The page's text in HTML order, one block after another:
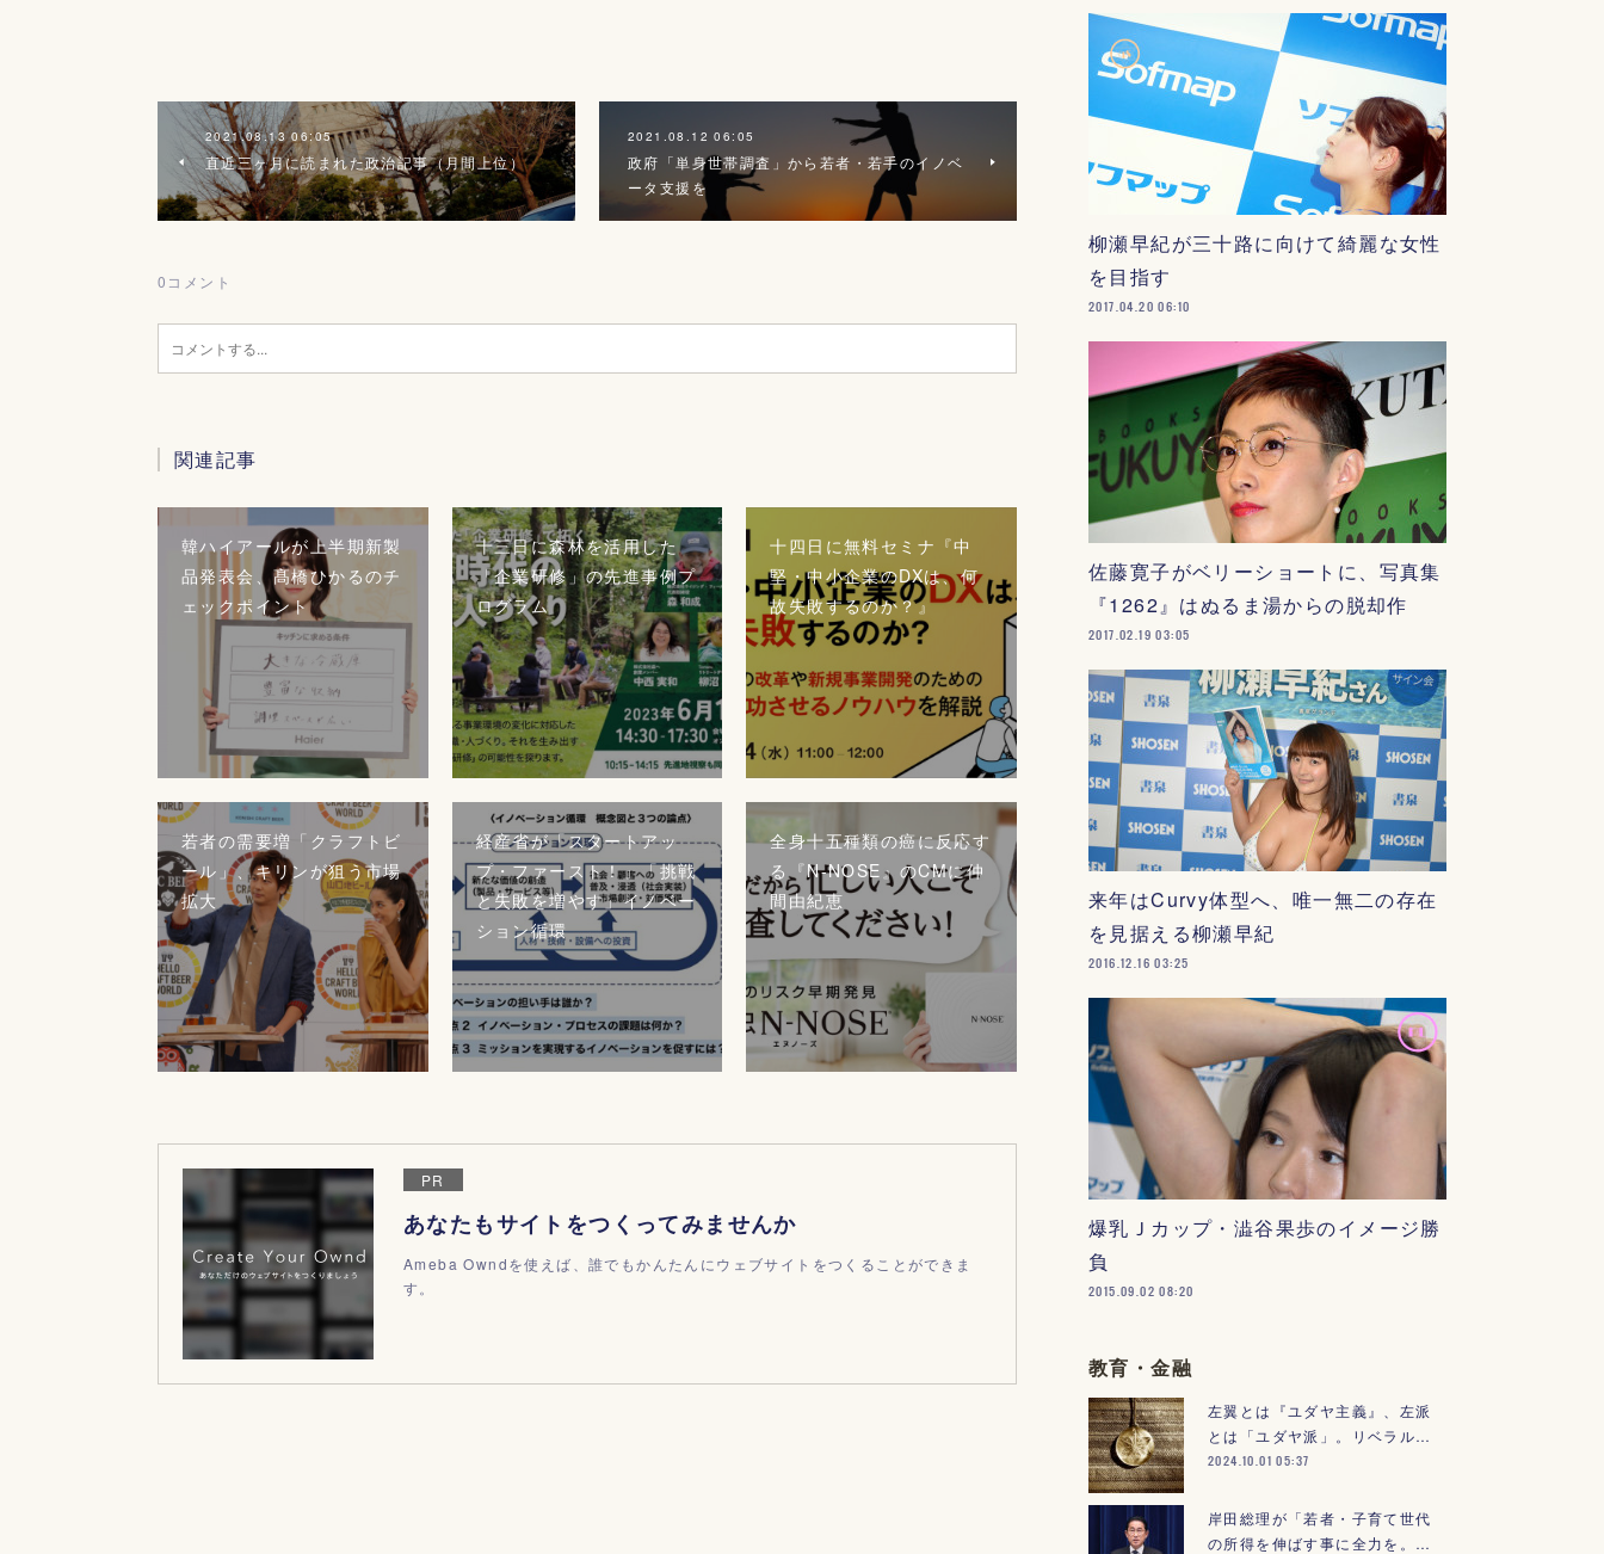
2021.08.13 06:05
直近三ヶ月に読まれた政治記事（月間上位）
2021.08.12 06:05
政府「単身世帯調査」から若者・若手のイノベ
ータ支援を
0 コメント
関連記事
韓ハイアールが上半期新製
品発表会、髙橋ひかるのチ
ェックポイント
十三日に森林を活用した
「企業研修」の先進事例プ
ログラム
十四日に無料セミナ『中
堅・中小企業のDXは、何
故失敗するのか？』
若者の需要増「クラフトビ
ール」、キリンが狙う市場
拡大
経産省が「スタートアッ
プ・ファースト！」「挑戦
と失敗を増やす」イノベー
ション循環
全身十五種類の癌に反応す
る『N-NOSE』のCMに仲
間由紀恵
PR
あなたもサイトをつくってみませんか
Ameba Owndを使えば、誰でもかんたんにウェブサイトをつくることができま
す。
柳瀬早紀が三十路に向けて綺麗な女性
を目指す
2017.04.20 06:10
佐藤寛子がベリーショートに、写真集
『1262』はぬるま湯からの脱却作
2017.02.19 03:05
来年はCurvy体型へ、唯一無二の存在
を見据える柳瀬早紀
2016.12.16 03:25
爆乳Ｊカップ・澁谷果歩のイメージ勝
負
2015.09.02 08:20
教育・金融
左翼とは『ユダヤ主義』、左派
とは「ユダヤ派」。リベラル…
2024.10.01 05:37
岸田総理が「若者・子育て世代
の所得を伸ばす事に全力を。…